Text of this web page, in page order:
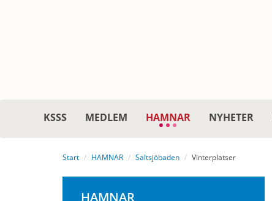
KSSS MEDLEM HAMNAR NYHETER
Start HAMNAR Saltsjöbaden Vinterplatser
HAMNAR